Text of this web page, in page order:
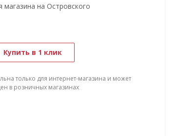
на Островского
Купить в 1 клик
только для интернет-магазина и может
в розничных магазинах